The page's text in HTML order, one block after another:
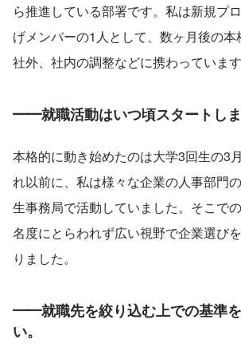
ら推進している部署です。私は新規プ
げメンバーの1人として、数ヶ月後の本
社外、社内の調整などに携わっています
━━就職活動はいつ頃スタートしま
本格的に動き始めたのは大学3回生の3
れ以前に、私は様々な企業の人事部門
生事務局で活動していました。そこで
名度にとらわれず広い視野で企業選び
りました。
━━就職先を絞り込む上での基準
い。